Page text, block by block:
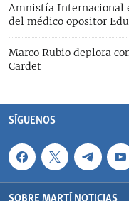
Amnistía Internacional
del médico opositor
Marco Rubio deplora
Cardet
SÍGUENOS